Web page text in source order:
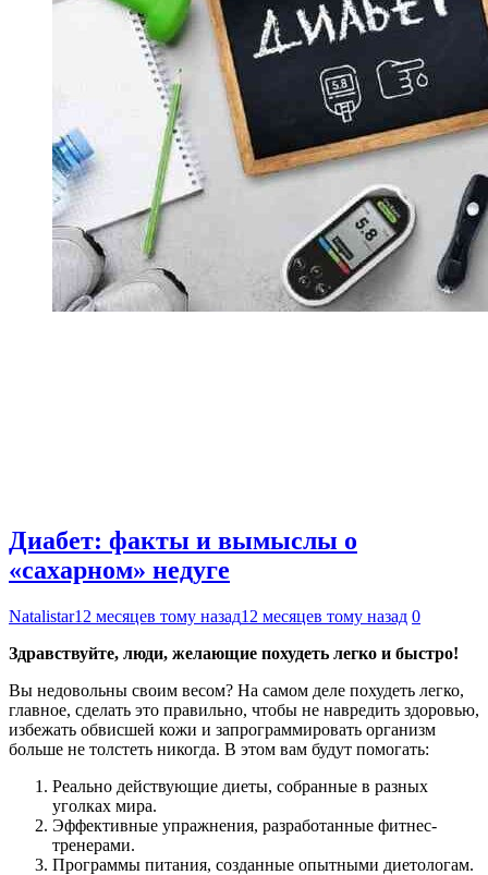
Диабет: факты и вымыслы о
«сахарном» недуге
Natalistar12 месяцев тому назад12 месяцев тому назад 0
Здравствуйте, люди, желающие похудеть легко и быстро!
Вы недовольны своим весом? На самом деле похудеть легко,
главное, сделать это правильно, чтобы не навредить здоровью,
избежать обвисшей кожи и запрограммировать организм
больше не толстеть никогда. В этом вам будут помогать:
Реально действующие диеты, собранные в разных
уголках мира.
Эффективные упражнения, разработанные фитнес-
тренерами.
Программы питания, созданные опытными диетологам.